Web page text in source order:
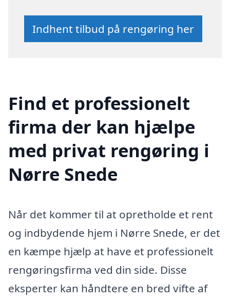
Indhent tilbud på rengøring her
Find et professionelt
firma der kan hjælpe
med privat rengøring i
Nørre Snede
Når det kommer til at opretholde et rent
og indbydende hjem i Nørre Snede, er det
en kæmpe hjælp at have et professionelt
rengøringsfirma ved din side. Disse
eksperter kan håndtere en bred vifte af